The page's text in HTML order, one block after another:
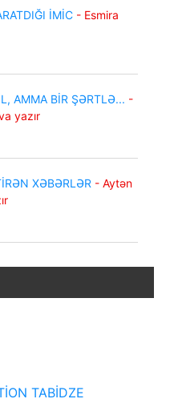
İMİC - Esmira
AMMA BİR ŞƏRTLƏ... -
yazır
XƏBƏRLƏR - Aytən
TABİDZE